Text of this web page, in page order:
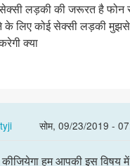
लड़की की जरूरत है फोन
के लिए कोई सेक्सी लड़की
क्या
सोम, 09/23/2019 -
In
to
हम आपकी इस विषय